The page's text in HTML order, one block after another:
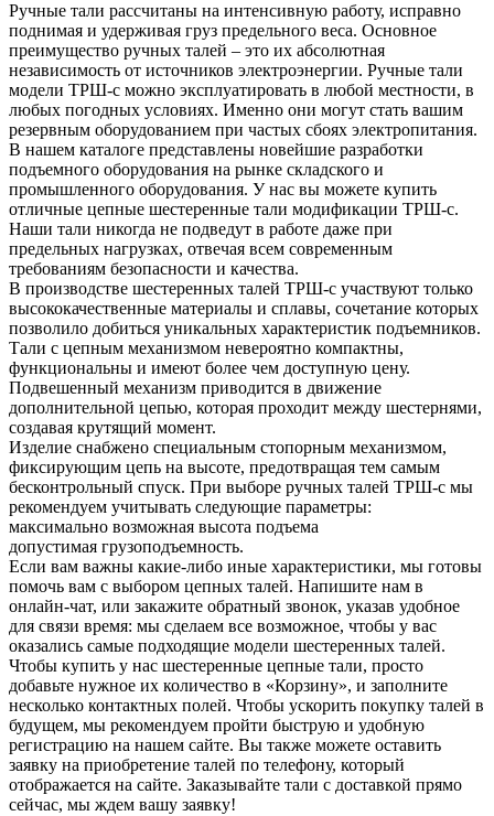
Ручные тали рассчитаны на интенсивную работу, исправно
поднимая и удерживая груз предельного веса. Основное
преимущество ручных талей – это их абсолютная
независимость от источников электроэнергии. Ручные тали
модели ТРШ-с можно эксплуатировать в любой местности, в
любых погодных условиях. Именно они могут стать вашим
резервным оборудованием при частых сбоях электропитания.
В нашем каталоге представлены новейшие разработки
подъемного оборудования на рынке складского и
промышленного оборудования. У нас вы можете купить
отличные цепные шестеренные тали модификации ТРШ-с.
Наши тали никогда не подведут в работе даже при
предельных нагрузках, отвечая всем современным
требованиям безопасности и качества.
В производстве шестеренных талей ТРШ-с участвуют только
высококачественные материалы и сплавы, сочетание которых
позволило добиться уникальных характеристик подъемников.
Тали с цепным механизмом невероятно компактны,
функциональны и имеют более чем доступную цену.
Подвешенный механизм приводится в движение
дополнительной цепью, которая проходит между шестернями,
создавая крутящий момент.
Изделие снабжено специальным стопорным механизмом,
фиксирующим цепь на высоте, предотвращая тем самым
бесконтрольный спуск. При выборе ручных талей ТРШ-с мы
рекомендуем учитывать следующие параметры:
максимально возможная высота подъема
допустимая грузоподъемность.
Если вам важны какие-либо иные характеристики, мы готовы
помочь вам с выбором цепных талей. Напишите нам в
онлайн-чат, или закажите обратный звонок, указав удобное
для связи время: мы сделаем все возможное, чтобы у вас
оказались самые подходящие модели шестеренных талей.
Чтобы купить у нас шестеренные цепные тали, просто
добавьте нужное их количество в «Корзину», и заполните
несколько контактных полей. Чтобы ускорить покупку талей в
будущем, мы рекомендуем пройти быструю и удобную
регистрацию на нашем сайте. Вы также можете оставить
заявку на приобретение талей по телефону, который
отображается на сайте. Заказывайте тали с доставкой прямо
сейчас, мы ждем вашу заявку!